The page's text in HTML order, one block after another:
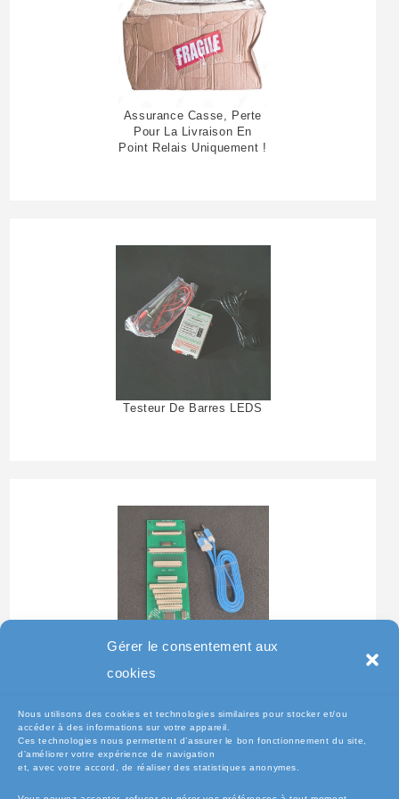
Gérer le consentement aux
cookies
Nous utilisons des cookies et technologies similaires pour stocker et/ou
accéder à des informations sur votre appareil.
Ces technologies nous permettent d’assurer le bon fonctionnement du site,
d’améliorer votre expérience de navigation
et, avec votre accord, de réaliser des statistiques anonymes.
Assurance Casse, Perte
Pour La Livraison En
Point Relais Uniquement !
Testeur De Barres LEDS
Testeur Pour Clavier De